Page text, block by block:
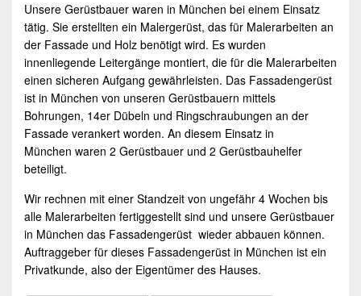
Unsere Gerüstbauer waren in München bei einem Einsatz
tätig. Sie erstellten ein Malergerüst, das für Malerarbeiten an
der Fassade und Holz benötigt wird. Es wurden
innenliegende Leitergänge montiert, die für die Malerarbeiten
einen sicheren Aufgang gewährleisten. Das Fassadengerüst
ist in München von unseren Gerüstbauern mittels
Bohrungen, 14er Dübeln und Ringschraubungen an der
Fassade verankert worden. An diesem Einsatz in
München waren 2 Gerüstbauer und 2 Gerüstbauhelfer
beteiligt.
Wir rechnen mit einer Standzeit von ungefähr 4 Wochen bis
alle Malerarbeiten fertiggestellt sind und unsere Gerüstbauer
in München das Fassadengerüst wieder abbauen können.
Auftraggeber für dieses Fassadengerüst in München ist ein
Privatkunde, also der Eigentümer des Hauses.